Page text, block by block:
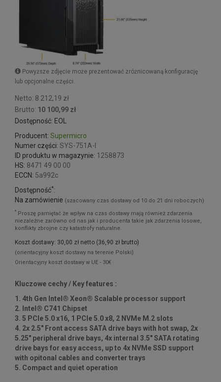
Powyższe zdjęcie może prezentować zróżnicowaną konfigurację
lub opcjonalne części.
Netto: 8 212,19 zł
Brutto: 10 100,99 zł
Dostępność: EOL
Producent: Supermicro
Numer części: SYS-751A-I
ID produktu w magazynie: 1258873
HS: 8471 49 00 00
ECCN: 5a992c
Dostępność*:
Na zamówienie (szacowany czas dostawy od 10 do 21 dni roboczych)
* Proszę pamiętać że wpływ na czas dostawy mają również zdarzenia
niezależne zarówno od nas jak i producenta takie jak zdarzenia losowe,
konflikty zbrojne czy katastrofy naturalne.
Koszt dostawy: 30,00 zł netto (36,90 zł brutto)
(orientacyjny koszt dostawy na terenie Polski)
Orientacyjny koszt dostawy w UE - 30€
Kluczowe cechy / Key features :
1. 4th Gen Intel® Xeon® Scalable processor support
2. Intel® C741 Chipset
3. 5 PCIe 5.0 x16, 1 PCIe 5.0 x8, 2 NVMe M.2 slots
4. 2x 2.5" Front access SATA drive bays with hot swap, 2x
5.25" peripheral drive bays, 4x internal 3.5" SATA rotating
drive bays for easy access, up to 4x NVMe SSD support
with opitonal cables and converter trays
5. Compact and quiet operation